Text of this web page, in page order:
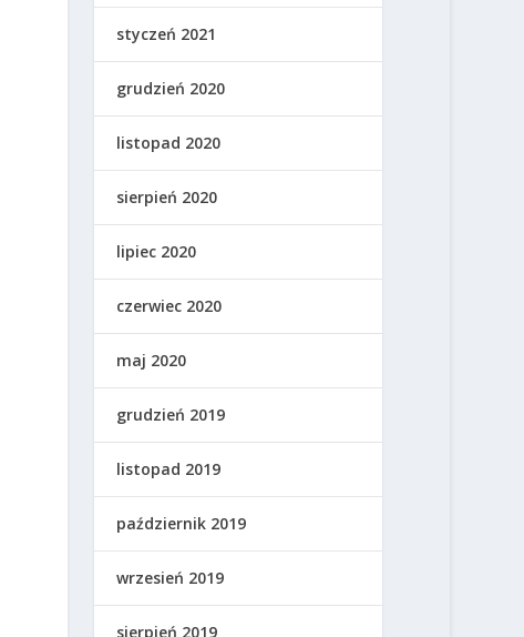
styczeń 2021
grudzień 2020
listopad 2020
sierpień 2020
lipiec 2020
czerwiec 2020
maj 2020
grudzień 2019
listopad 2019
październik 2019
wrzesień 2019
sierpień 2019